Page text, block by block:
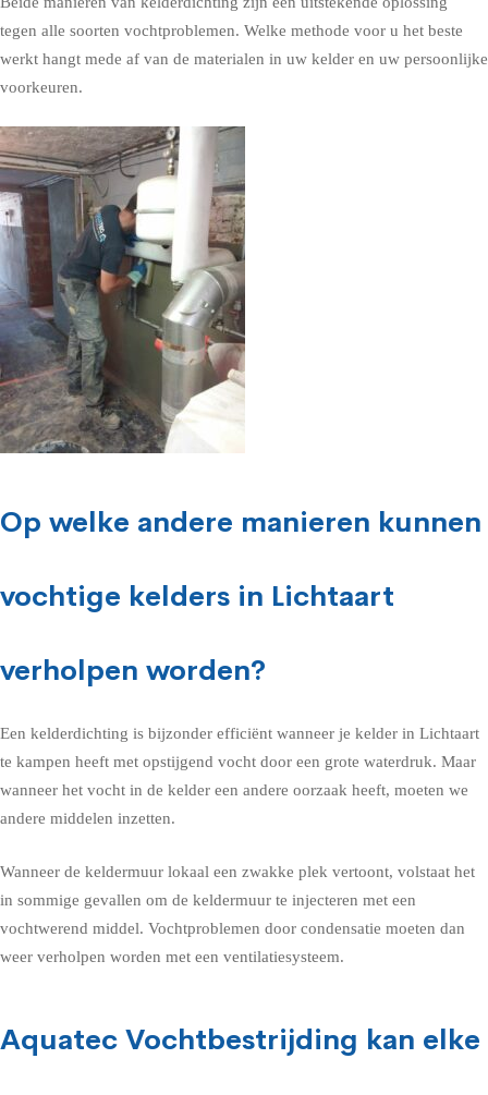
tegen alle soorten vochtproblemen. Welke methode voor u het beste
werkt hangt mede af van de materialen in uw kelder en uw persoonlijke
voorkeuren.
Op welke andere manieren kunnen
vochtige kelders in Lichtaart
verholpen worden?
Een kelderdichting is bijzonder efficiënt wanneer je kelder in Lichtaart
te kampen heeft met opstijgend vocht door een grote waterdruk. Maar
wanneer het vocht in de kelder een andere oorzaak heeft, moeten we
andere middelen inzetten.
Wanneer de keldermuur lokaal een zwakke plek vertoont, volstaat het
in sommige gevallen om de keldermuur te injecteren met een
vochtwerend middel. Vochtproblemen door condensatie moeten dan
weer verholpen worden met een ventilatiesysteem.
Aquatec Vochtbestrijding kan elke